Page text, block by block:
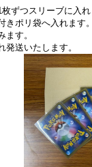
ずつスリーブに入
きポリ袋へ入れます
す。
送いたします。